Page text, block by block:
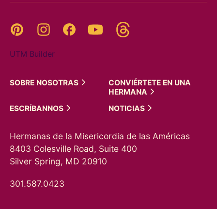
Pinterest InstagramFacebookYouTube
UTM Builder
SOBRE NOSOTRAS
CONVIÉRTETE EN UNA
HERMANA
ESCRÍBANNOS
NOTICIAS
Hermanas de la Misericordia de las Américas
8403 Colesville Road, Suite 400
Silver Spring, MD 20910
301.587.0423